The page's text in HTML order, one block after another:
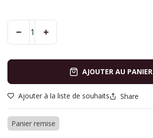
AJOUTER AU PANIER
Ajouter à la liste de souhaits Share
Panier remise